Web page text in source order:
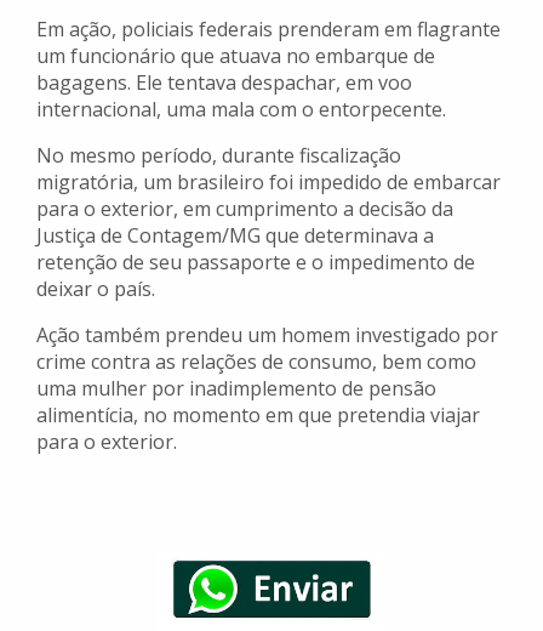
Em ação, policiais federais prenderam em flagrante
um funcionário que atuava no embarque de
bagagens. Ele tentava despachar, em voo
internacional, uma mala com o entorpecente.
No mesmo período, durante fiscalização
migratória, um brasileiro foi impedido de embarcar
para o exterior, em cumprimento a decisão da
Justiça de Contagem/MG que determinava a
retenção de seu passaporte e o impedimento de
deixar o país.
Ação também prendeu um homem investigado por
crime contra as relações de consumo, bem como
uma mulher por inadimplemento de pensão
alimentícia, no momento em que pretendia viajar
para o exterior.